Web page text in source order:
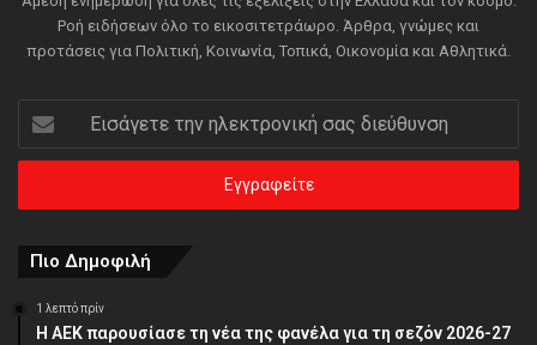
Ροή ειδήσεων όλο το εικοσιτετράωρο. Άρθρα, γνώμες και
προτάσεις για Πολιτική, Κοινωνία, Τοπικά, Οικονομία και Αθλητικά.
Εισάγετε
την
ηλεκτρονική
διεύθυνση
Πιο Δημοφιλή
1 λεπτό πρίν
Η ΑΕΚ παρουσίασε τη νέα της φανέλα για τη σεζόν 2026-27